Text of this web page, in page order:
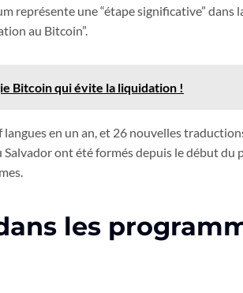
représente une “étape significative” dans
au Bitcoin”.
Bitcoin qui évite la liquidation !
en un an, et 26 nouvelles
ont été formés depuis le début du
les